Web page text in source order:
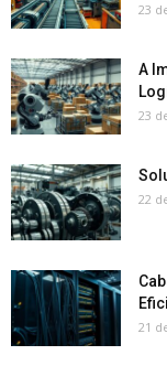
23
A
23
22
21